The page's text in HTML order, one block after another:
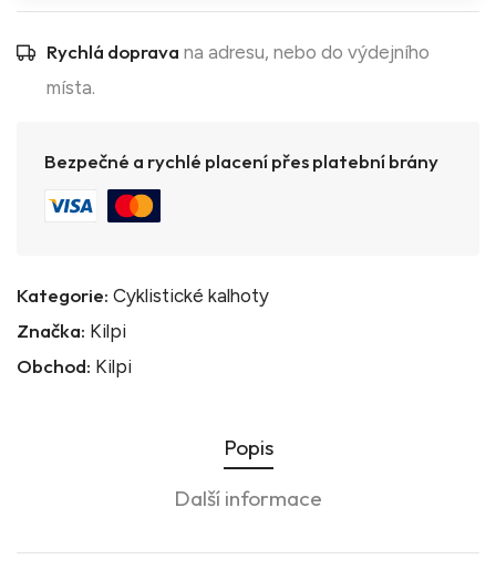
Rychlá doprava na adresu, nebo do výdejního
místa.
Bezpečné a rychlé placení přes platební brány
Kategorie: Cyklistické kalhoty
Značka: Kilpi
Obchod: Kilpi
Popis
Další informace